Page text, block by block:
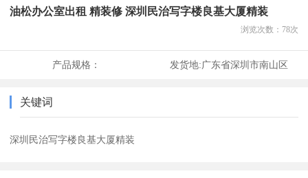
油松办公室出租 精装修 深圳民治写字楼良基大厦精装
浏览次数： 78次
产品规格： 发货地:广东省深圳市南山区
关键词
深圳民治写字楼良基大厦精装